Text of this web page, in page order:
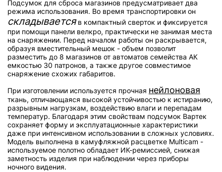
Подсумок для сброса магазинов предусматривает два
режима использования. Во время транспортировки он
складываетсяв компактный сверток и фиксируется
при помощи панели велкро, практически не занимая места
на снаряжении. Перед началом работы он раскрывается,
образуя вместительный мешок - объем позволит
разместить до 8 магазинов от автоматов семейства АК
емкостью 30 патронов, а также другое совместимое
снаряжение схожих габаритов.
При изготовлении используется прочная нейлоновая
ткань, отличающаяся высокой устойчивостью к истиранию,
разрывным нагрузкам, воздействию влаги и перепадам
температур. Благодаря этим свойствам подсумок Вартек
сохраняет форму и эксплуатационные характеристики
даже при интенсивном использовании в сложных условиях.
Модель выполнена в камуфляжной расцветке Multicam -
используемое полотно обладает ИК-ремиссией, снижая
заметность изделия при наблюдении через приборы
ночного видения.